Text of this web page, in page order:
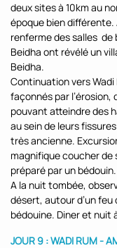
deux sites à 10km au
époque bien différente.
renferme des salles
Beidha ont révélé un
Beidha.
Continuation vers
façonnés par
pouvant atteindre des
au sein de leurs
très ancienne.
magnifique coucher de
préparé par un bédouin.
A la nuit tombée,
désert, autour d’un
bédouine. Diner et nuit
JOUR 9 : WADI RUM -